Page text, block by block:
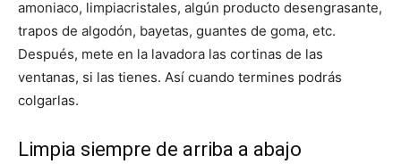
amoniaco, limpiacristales, algún producto desengrasante,
trapos de algodón, bayetas, guantes de goma, etc.
Después, mete en la lavadora las cortinas de las
ventanas, si las tienes. Así cuando termines podrás
colgarlas.
Limpia siempre de arriba a abajo